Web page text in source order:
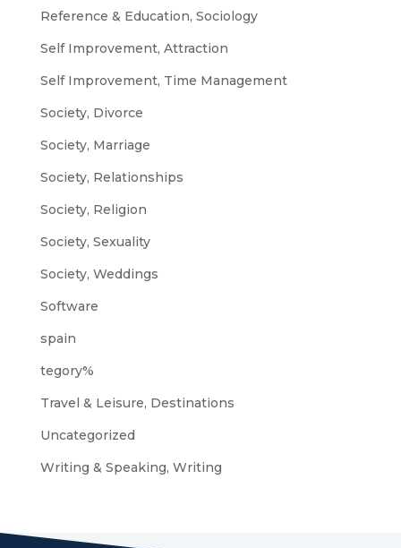
Reference & Education, Sociology
Self Improvement, Attraction
Self Improvement, Time Management
Society, Divorce
Society, Marriage
Society, Relationships
Society, Religion
Society, Sexuality
Society, Weddings
Software
spain
tegory%
Travel & Leisure, Destinations
Uncategorized
Writing & Speaking, Writing